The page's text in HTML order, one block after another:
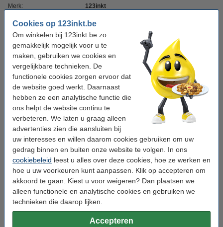
Cookies op 123inkt.be
Om winkelen bij 123inkt.be zo
gemakkelijk mogelijk voor u te
maken, gebruiken we cookies en
vergelijkbare technieken. De
functionele cookies zorgen ervoor dat
de website goed werkt. Daarnaast
hebben ze een analytische functie die
ons helpt de website continu te
verbeteren. We laten u graag alleen
advertenties zien die aansluiten bij
uw interesses en willen daarom cookies gebruiken om uw
gedrag binnen en buiten onze website te volgen. In ons
cookiebeleid leest u alles over deze cookies, hoe ze werken en
hoe u uw voorkeuren kunt aanpassen. Klik op accepteren om
akkoord te gaan. Kiest u voor weigeren? Dan plaatsen we
alleen functionele en analytische cookies en gebruiken we
technieken die daarop lijken.
Accepteren
Merk: 123inkt
Type: netwerkkabel
Soort: Cat6a
Kleur: grijs
Lengte:
Aansluiting 1: RJ45 mannelijk
Aansluiting 2: RJ45 mannelijk
Kabelafscherming: U/UTP
Overdrachtsnelheid: 10 Gbps
Bandbreedte: 500 MHz
Winstpakker!
Aanbieding: 3x 123inkt netwerkkabel Cat6a
U/UTP grijs (5 meter)